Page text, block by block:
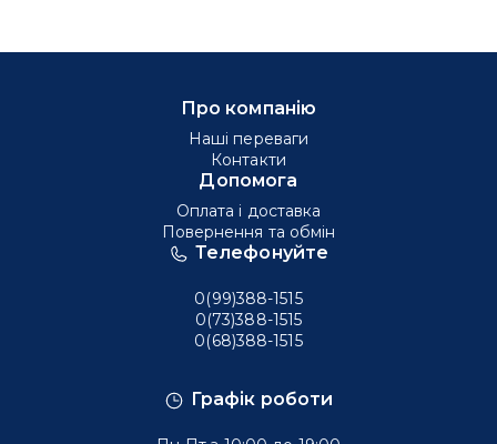
Графік роботи
Телефонуйте
0(99)388-1515
0(73)388-1515
0(68)388-1515
Про компанію
Наші переваги
Контакти
Допомога
Оплата і доставка
Повернення та обмін